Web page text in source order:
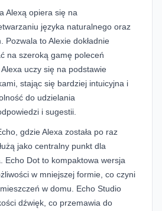
Alexą opiera się na
języka naturalnego oraz
Pozwala to Alexie dokładnie
na szeroką gamę poleceń
uczy się na podstawie
stając się bardziej intuicyjna i
do udzielania
i sugestii.
gdzie Alexa została po raz
jako centralny punkt dla
Echo Dot to kompaktowa wersja
w mniejszej formie, co czyni
w domu. Echo Studio
dźwięk, co przemawia do